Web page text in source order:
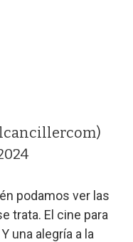
podamos ver las
trata. El cine para
una alegría a la